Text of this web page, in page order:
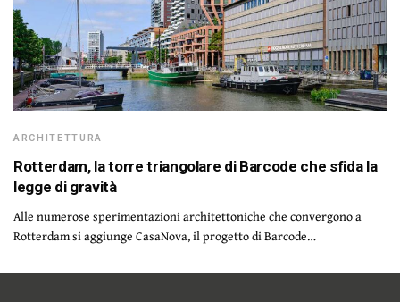
ARCHITETTURA
Rotterdam, la torre triangolare di Barcode che sfida la
legge di gravità
Alle numerose sperimentazioni architettoniche che convergono a
Rotterdam si aggiunge CasaNova, il progetto di Barcode…